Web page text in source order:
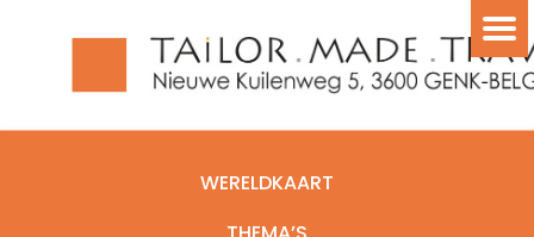
WERELDKAART